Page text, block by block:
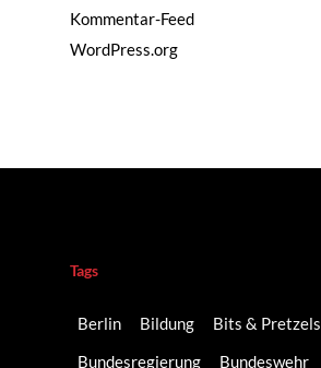
Kommentar-Feed
WordPress.org
Tags
Berlin Bildung
Bits & Pretzels
Bundesregierung
Bundeswehr